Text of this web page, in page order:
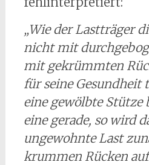
„Wie der Lastträger
nicht mit
mit gekrümmten
für seine Gesundheit
eine gewölbte Stütze
eine gerade, so wird
ungewohnte Last
krummen Rücken